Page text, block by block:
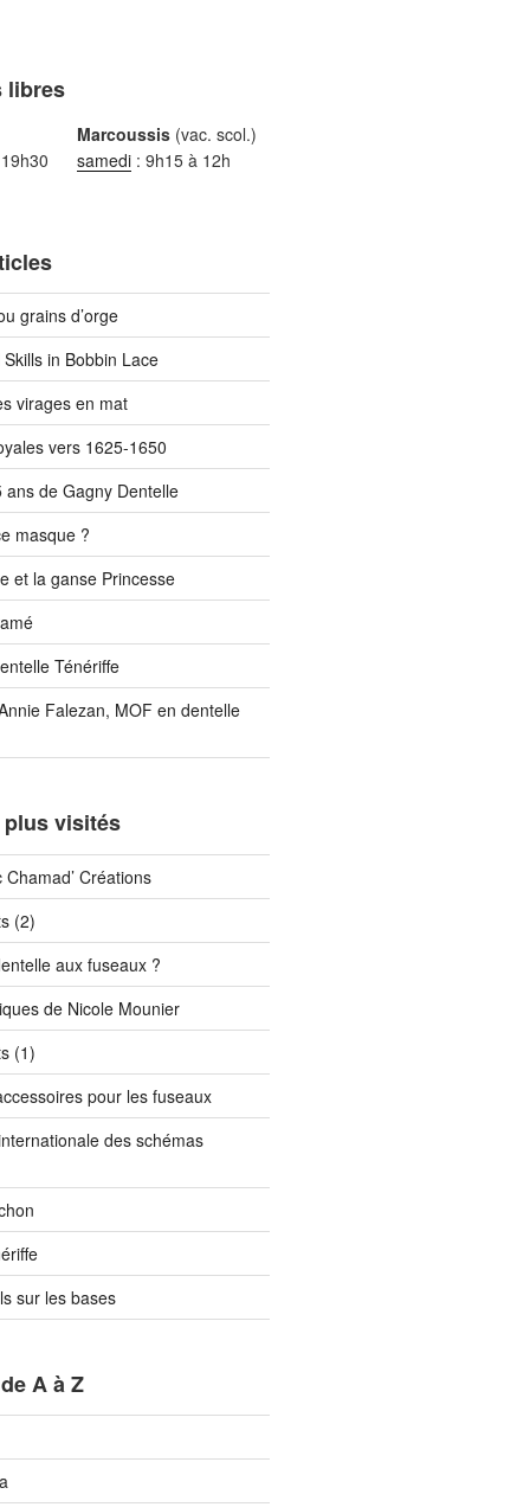
libres
Marcoussis (vac. scol.)
samedi : 9h15 à 12h
grains d’orge
in Bobbin Lace
virages en mat
vers 1625-1650
ans de Gagny Dentelle
masque ?
et la ganse Princesse
Ténériffe
Falezan, MOF en dentelle
visités
Créations
(2)
aux fuseaux ?
de Nicole Mounier
(1)
pour les fuseaux
des schémas
sur les bases
A à Z